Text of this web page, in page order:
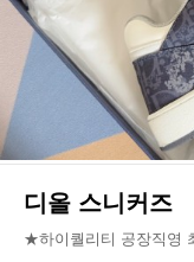
디올 스니커즈
★하이퀄리티 공장직영